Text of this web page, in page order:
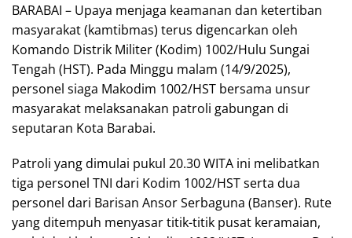
BARABAI – Upaya menjaga keamanan dan ketertiban
masyarakat (kamtibmas) terus digencarkan oleh
Komando Distrik Militer (Kodim) 1002/Hulu Sungai
Tengah (HST). Pada Minggu malam (14/9/2025),
personel siaga Makodim 1002/HST bersama unsur
masyarakat melaksanakan patroli gabungan di
seputaran Kota Barabai.
Patroli yang dimulai pukul 20.30 WITA ini melibatkan
tiga personel TNI dari Kodim 1002/HST serta dua
personel dari Barisan Ansor Serbaguna (Banser). Rute
yang ditempuh menyasar titik-titik pusat keramaian,